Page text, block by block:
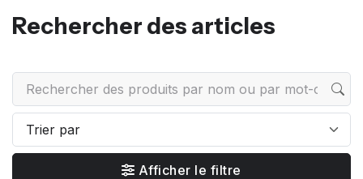
Rechercher des articles
Afficher le filtre